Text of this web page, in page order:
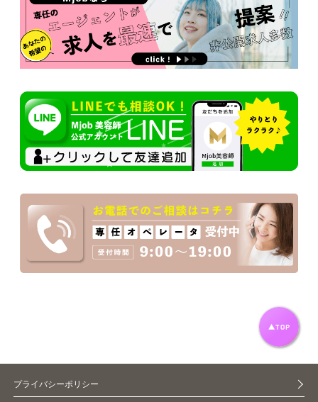
プライバシーポリシー